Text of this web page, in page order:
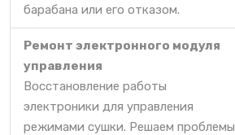
барабана или его отказом.
Ремонт электронного модуля
управления
Восстановление работы
электроники для управления
режимами сушки. Решаем проблемы